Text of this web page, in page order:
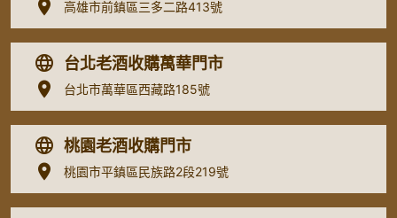
高雄市前鎮區三多二路413號
台北老酒收購萬華門市
台北市萬華區西藏路185號
桃園老酒收購門市
桃園市平鎮區民族路2段219號